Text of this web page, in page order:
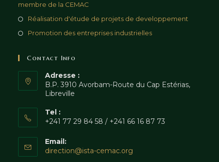
membre de la CEMAC
Réalisation d'étude de projets de developpement
Promotion des entreprises industrielles
Contact Info
Adresse :
B.P. 3910 Avorbam-Route du Cap Estérias,
Libreville
Tel :
+241 77 29 84 58 / +241 66 16 87 73
Email:
direction@ista-cemac.org